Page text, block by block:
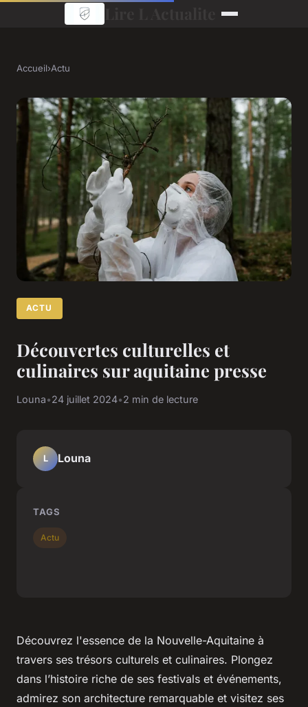
Accueil›Actu
ACTU
Découvertes culturelles et
culinaires sur aquitaine presse
Louna•24 juillet 2024•2 min de lecture
Découvrez l'essence de la Nouvelle-Aquitaine à
travers ses trésors culturels et culinaires. Plongez
dans l’histoire riche de ses festivals et événements,
admirez son architecture remarquable et visitez ses
L Louna
TAGS
Actu